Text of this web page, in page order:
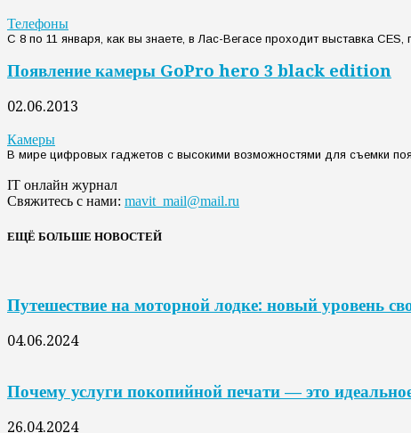
Телефоны
С 8 по 11 января, как вы знаете, в Лас-Вегасе проходит выставка
Появление камеры GoPro hero 3 black edition
02.06.2013
Камеры
В мире цифровых гаджетов с высокими возможностями для съемки
IT онлайн журнал
Свяжитесь с нами: mavit_mail@mail.ru
ЕЩЁ БОЛЬШЕ НОВОСТЕЙ
Путешествие на моторной лодке: новый уровень
04.06.2024
Почему услуги покопийной печати — это
26.04.2024